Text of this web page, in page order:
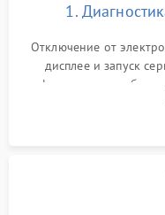
1.
Отключение от
дисплее и запуск
фильтра,
неисправностях (не